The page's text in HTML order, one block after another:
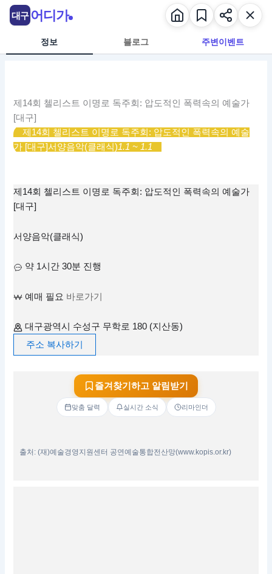
정보 블로그 주변이벤트
제14회 첼리스트 이명로 독주회: 압도적인 폭력속의 예술가
[대구]
제14회 첼리스트 이명로 독주회: 압도적인 폭력속의 예술
가 [대구]서양음악(클래식)1.1 ~ 1.1
제14회 첼리스트 이명로 독주회: 압도적인 폭력속의 예술가
[대구]
서양음악(클래식)
약 1시간 30분 진행
예매 필요 바로가기
대구광역시 수성구 무학로 180 (지산동)
주소 복사하기
즐겨찾기하고 알림받기
맞춤 달력 실시간 소식 리마인더
출처: (재)예술경영지원센터 공연예술통합전산망(www.kopis.or.kr)
대구 어디가